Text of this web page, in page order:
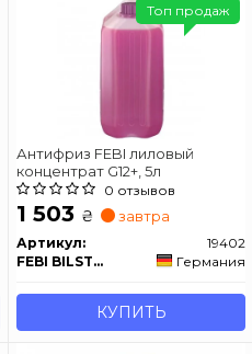
Антифриз FEBI лиловый
концентрат G12+, 5л
0 отзывов
1 503 ₴ завтра
Артикул:
19402
FEBI BILSTEIN
Германия
КУПИТЬ
Топ продаж